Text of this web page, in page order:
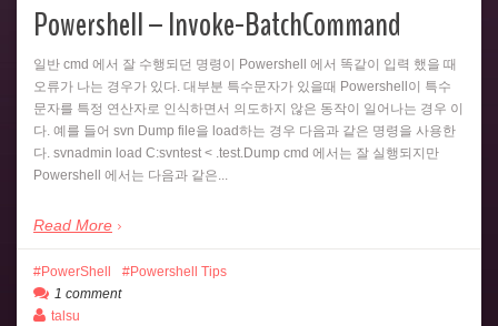
Powershell – Invoke-BatchCommand
일반 cmd 에서 잘 수행되던 명령이 Powershell 에서 똑같이 입력 했을 때
오류가 나는 경우가 있다. 대부분 특수문자가 있을때 Powershell이 특수
문자를 특정 연산자로 인식하면서 의도하지 않은 동작이 일어나는 경우 이
다. 예를 들어 svn Dump file을 load하는 경우 다음과 같은 명령을 사용한
다. svnadmin load C:svntest < .test.Dump cmd 에서는 잘 실행되지만
Powershell 에서는 다음과 같은...
Read More
PowerShell
Powershell Tips
1 comment
talsu